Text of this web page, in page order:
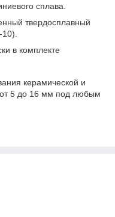
сплава.
твердосплавный
в комплекте
керамической и
от 5 до 16 мм под любым